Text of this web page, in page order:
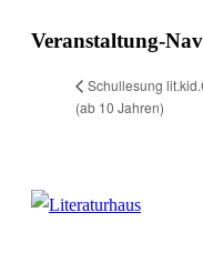
Veranstaltung-
Schullesung
(ab 10 Jahren)